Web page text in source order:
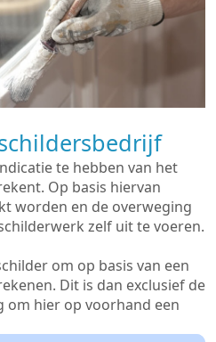
te hebben van het
Op basis hiervan
worden en de overweging
zelf uit te voeren.
om op basis van een
Dit is dan exclusief de
om hier op voorhand een